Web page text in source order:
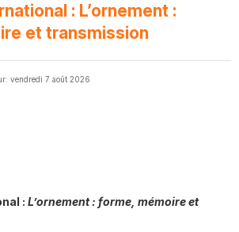
: L’ornement :
et transmission
vendredi 7 août 2026
: L’ornement : forme, mémoire et